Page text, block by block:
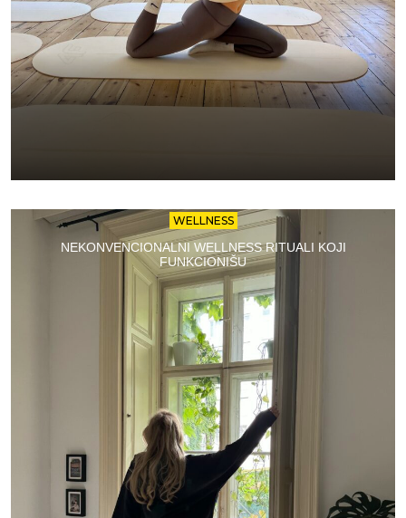
WELLNESS
NEKONVENCIONALNI WELLNESS RITUALI KOJI
FUNKCIONIŠU